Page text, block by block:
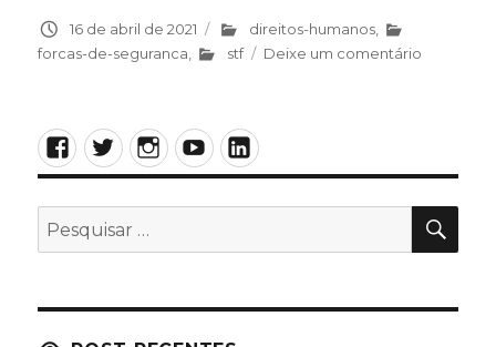
Publicado
em
16 de abril de 2021 Categorias
direitos-humanos
forcas-de-seguranca
stf Deixe um comentário
morrer
pelo
Facebook
TwitterInstagram
YouTubeLinkedIn
Pesquisar